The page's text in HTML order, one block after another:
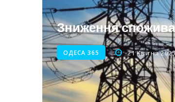
Енергетична
Зниження
ОДЕСА 365 21 Квітня